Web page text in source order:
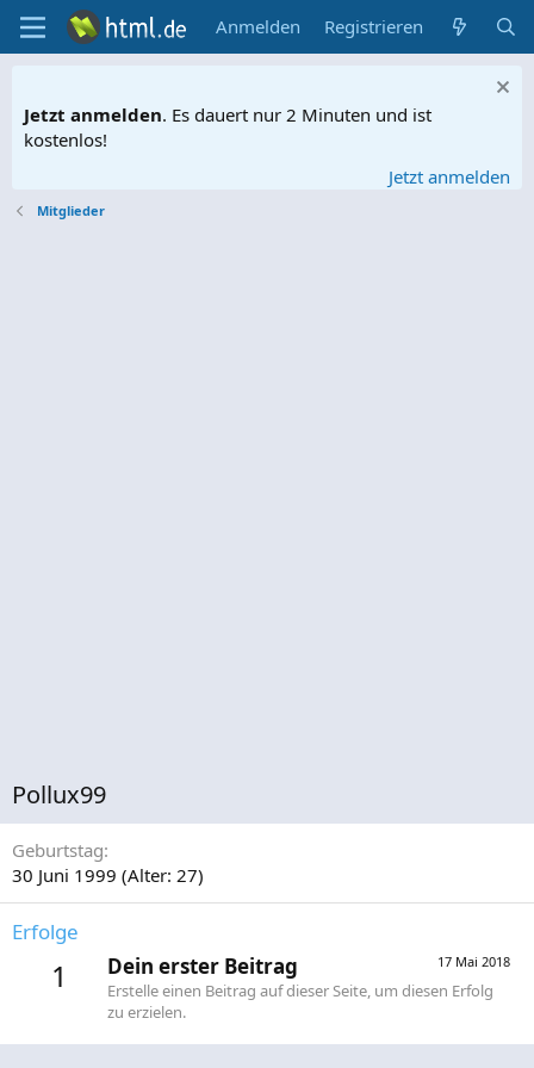
Anmelden Registrieren
Jetzt anmelden. Es dauert nur 2 Minuten und ist
kostenlos!
Jetzt anmelden
Mitglieder
Pollux99
Geburtstag
30 Juni 1999 (Alter: 27)
Erfolge
1 17 Mai 2018
Dein erster Beitrag
Erstelle einen Beitrag auf dieser Seite, um diesen Erfolg
zu erzielen.